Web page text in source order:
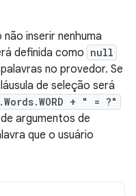
inserir nenhuma
definida como null
no provedor. Se
de seleção será
+ " = ?"
argumentos de
que o usuário